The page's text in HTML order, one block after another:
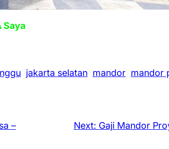
Saya
jakarta selatan mandor mandor
–
Next: Gaji Mandor